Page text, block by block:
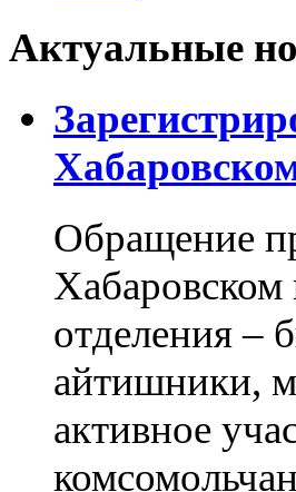
Актуальные
Обращение
отделения –
айтишники,
активное